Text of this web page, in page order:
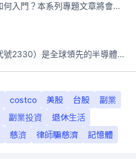
ETF是什麼？ETF投資如何入門？本系列專題文章將會告訴你新手必須知道的ETF基礎知識。
台積電（tSMC；股票代號2330）是全球領先的半導體代工公司，成立於1987年，總部位於台灣新竹。且已於美國、日本、德國及中國設廠，台積電是全球首家專業積體電路製造服務公司，也是全球最先進和最大規模的半導體代工廠。
costco 美股 台股
副業
副業投資
退休生活
慈濟 律師騙慈濟 記憶體